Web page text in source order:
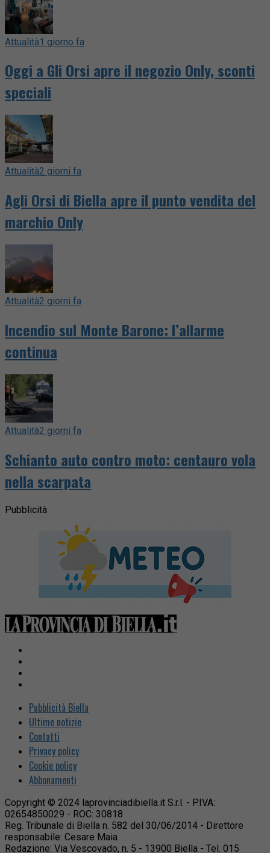
Attualità1 giorno fa
Oggi a Gli Orsi apre il negozio Only, sconti
speciali
Attualità2 giorni fa
Agli Orsi di Biella apre il punto vendita del
marchio Only
Attualità2 giorni fa
Incendio sul Monte Barone: l’allarme
continua
Attualità2 giorni fa
Schianto auto contro moto: centauro vola
nella scarpata
Pubblicità
Pubblicità Biella
Ultime notizie
Contatti
Privacy policy
Cookie policy
Abbonamenti
Copyright © 2024 laprovinciadibiella.it S.r.l. - P.IVA:
02654850029 - ROC: 30818
Reg. Tribunale di Biella n. 582 del 30/06/2014 - Direttore
responsabile: Cesare Maia
Redazione: Via Vescovado, n. 5 - 13900 Biella - Tel. 015